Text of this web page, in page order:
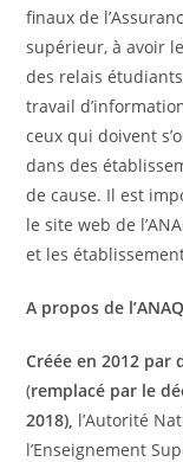
finaux de
supérieur, à avoir
des relais
travail
ceux qui doivent
dans des
de cause. Il est
le site web de
et les
A propos de
Créée en 2012 par
(remplacé par le
2018), l’Autorité
l’Enseignement